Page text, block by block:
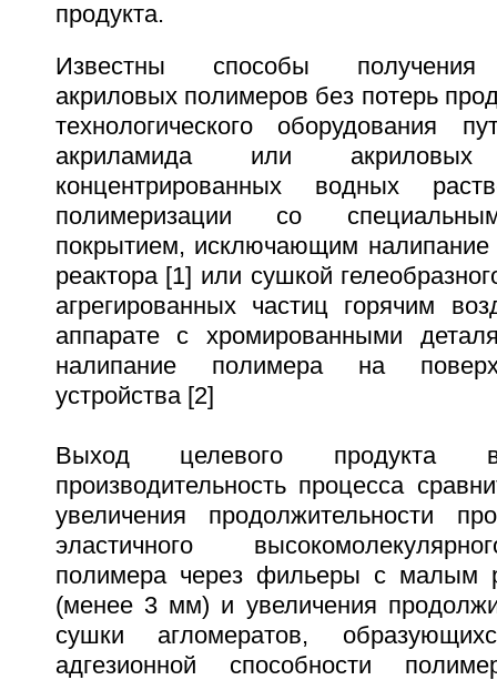
продукта.
Известны способы получения
акриловых полимеров без потерь
технологического оборудования
акриламида или
концентрированных водных
полимеризации со
покрытием, исключающим налипание
реактора [1] или сушкой
агрегированных частиц горячим
аппарате с хромированными
налипание полимера на
устройства [2]
Выход целевого продукта
производительность процесса
увеличения продолжительности
эластичного
полимера через фильеры с малым
(менее 3 мм) и увеличения
сушки агломератов,
адгезионной способности